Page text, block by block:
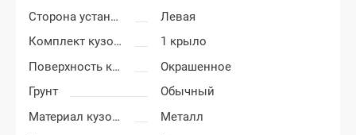
Сторона установки
Левая
Комплект кузовных деталей
1 крыло
Поверхность крыла
Окрашенное
Грунт
Обычный
Материал кузовных деталей
Металл